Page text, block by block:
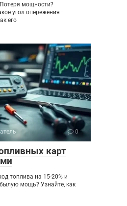
мощности?
угол опережения
его
0
карт
топлива на 15-20% и
мощь? Узнайте, как